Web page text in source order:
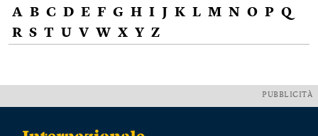
A B C D E F G H I J K L M N O P Q
R S T U V W X Y Z
PUBBLICITÀ